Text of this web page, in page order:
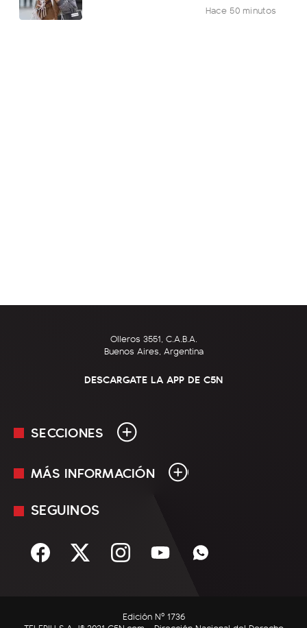
Hace 50 minutos
Olleros 3551, C.A.B.A.
Buenos Aires, Argentina
DESCARGATE LA APP DE C5N
SECCIONES
En Vivo
Sociedad
C5N Autos
MÁS INFORMACIÓN
Mediakit
Términos y condiciones
SEGUINOS
Edición Nº 1736